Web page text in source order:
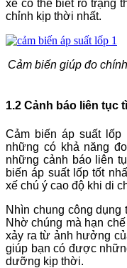
xế có thể biết rõ trạng
chỉnh kịp thời nhất.
Cảm biến giúp đo
1.2 Cảnh báo liên tục
Cảm biến áp suất lốp
những có khả năng
những cảnh báo liên
biến áp suất lốp tốt
xế chú ý cao độ khi di
Nhìn chung công
Nhờ chúng mà hạn
xảy ra từ ảnh hưởng
giúp bạn có được
dưỡng kịp thời.